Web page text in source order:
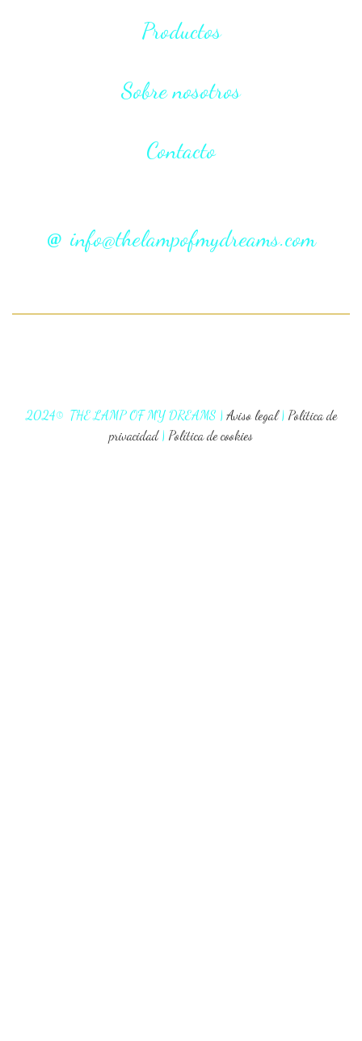
Productos
Sobre nosotros
Contacto
info@thelampofmydreams.com
2024© THE LAMP OF MY DREAMS | Aviso legal| Política de
privacidad| Política de cookies